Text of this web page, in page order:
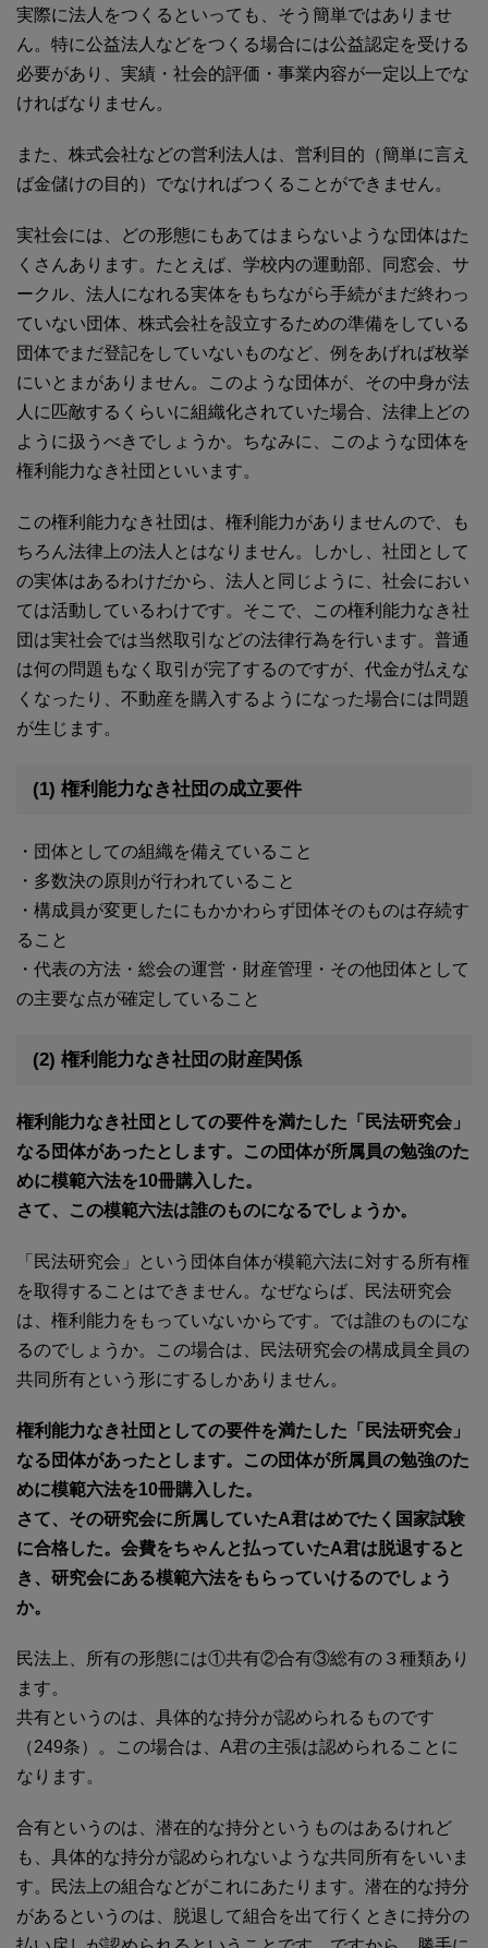
実際に法人をつくるといっても、そう簡単ではありませ
ん。特に公益法人などをつくる場合には公益認定を受ける
必要があり、実績・社会的評価・事業内容が一定以上でな
ければなりません。
また、株式会社などの営利法人は、営利目的（簡単に言え
ば金儲けの目的）でなければつくることができません。
実社会には、どの形態にもあてはまらないような団体はた
くさんあります。たとえば、学校内の運動部、同窓会、サ
ークル、法人になれる実体をもちながら手続がまだ終わっ
ていない団体、株式会社を設立するための準備をしている
団体でまだ登記をしていないものなど、例をあげれば枚挙
にいとまがありません。このような団体が、その中身が法
人に匹敵するくらいに組織化されていた場合、法律上どの
ように扱うべきでしょうか。ちなみに、このような団体を
権利能力なき社団といいます。
この権利能力なき社団は、権利能力がありませんので、も
ちろん法律上の法人とはなりません。しかし、社団として
の実体はあるわけだから、法人と同じように、社会におい
ては活動しているわけです。そこで、この権利能力なき社
団は実社会では当然取引などの法律行為を行います。普通
は何の問題もなく取引が完了するのですが、代金が払えな
くなったり、不動産を購入するようになった場合には問題
が生じます。
(1) 権利能力なき社団の成立要件
・団体としての組織を備えていること
・多数決の原則が行われていること
・構成員が変更したにもかかわらず団体そのものは存続す
ること
・代表の方法・総会の運営・財産管理・その他団体として
の主要な点が確定していること
(2) 権利能力なき社団の財産関係
権利能力なき社団としての要件を満たした「民法研究会」
なる団体があったとします。この団体が所属員の勉強のた
めに模範六法を10冊購入した。
さて、この模範六法は誰のものになるでしょうか。
「民法研究会」という団体自体が模範六法に対する所有権
を取得することはできません。なぜならば、民法研究会
は、権利能力をもっていないからです。では誰のものにな
るのでしょうか。この場合は、民法研究会の構成員全員の
共同所有という形にするしかありません。
権利能力なき社団としての要件を満たした「民法研究会」
なる団体があったとします。この団体が所属員の勉強のた
めに模範六法を10冊購入した。
さて、その研究会に所属していたA君はめでたく国家試験
に合格した。会費をちゃんと払っていたA君は脱退すると
き、研究会にある模範六法をもらっていけるのでしょう
か。
民法上、所有の形態には①共有②合有③総有の３種類あり
ます。
共有というのは、具体的な持分が認められるものです
（249条）。この場合は、A君の主張は認められることに
なります。
合有というのは、潜在的な持分というものはあるけれど
も、具体的な持分が認められないような共同所有をいいま
す。民法上の組合などがこれにあたります。潜在的な持分
があるというのは、脱退して組合を出て行くときに持分の